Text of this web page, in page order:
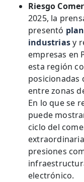
Riesgo
2025, la
presentó
industriasy
empresas en
esta región
posicionadas
entre zonas
En lo que se
puede
ciclo del
presiones
electrónico.